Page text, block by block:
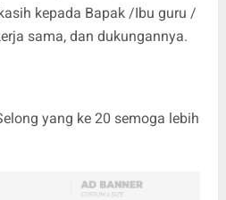
kepada Bapak /Ibu guru /
sama, dan dukungannya.
yang ke 20 semoga lebih